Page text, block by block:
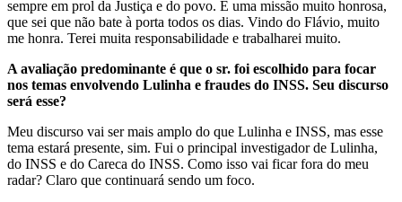
sempre em prol da Justiça e do povo. É uma missão muito honrosa,
que sei que não bate à porta todos os dias. Vindo do Flávio, muito
me honra. Terei muita responsabilidade e trabalharei muito.
A avaliação predominante é que o sr. foi escolhido para focar
nos temas envolvendo Lulinha e fraudes do INSS. Seu discurso
será esse?
Meu discurso vai ser mais amplo do que Lulinha e INSS, mas esse
tema estará presente, sim. Fui o principal investigador de Lulinha,
do INSS e do Careca do INSS. Como isso vai ficar fora do meu
radar? Claro que continuará sendo um foco.